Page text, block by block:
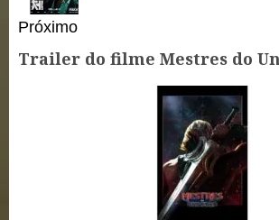
Próximo
Próximo
Trailer do filme Mestres do